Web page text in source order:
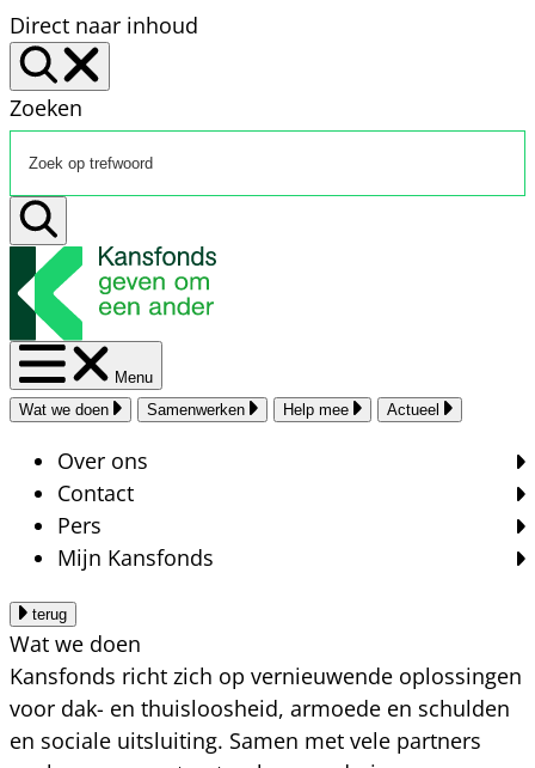
Direct naar inhoud
Zoeken
Menu
Wat we doen
Samenwerken Help mee Actueel
Over ons
Contact
Pers
Mijn Kansfonds
terug
Wat we doen
Kansfonds richt zich op vernieuwende oplossingen
voor dak- en thuisloosheid, armoede en schulden
en sociale uitsluiting. Samen met vele partners